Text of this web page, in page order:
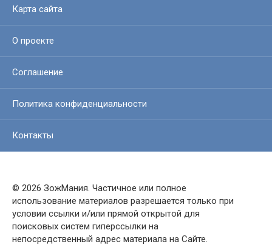
Карта сайта
О проекте
Соглашение
Политика конфиденциальности
Контакты
© 2026 ЗожМания. Частичное или полное
использование материалов разрешается только при
условии ссылки и/или прямой открытой для
поисковых систем гиперссылки на
непосредственный адрес материала на Сайте.